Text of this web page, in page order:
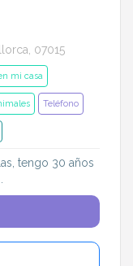
07015
mi casa
Teléfono
tengo 30 años